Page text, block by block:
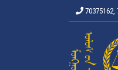
70375162,